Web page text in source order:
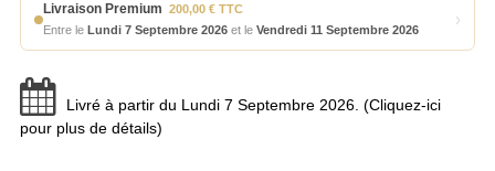
Livraison Premium 200,00 € TTC
Entre le Lundi 7 Septembre 2026 et le Vendredi 11 Septembre 2026
›
Livré à partir du Lundi 7 Septembre 2026. (Cliquez-ici
pour plus de détails)